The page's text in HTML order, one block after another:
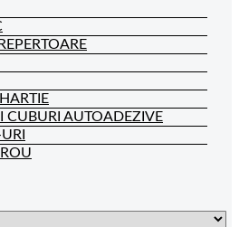
CUBURI AUTOADEZIVE